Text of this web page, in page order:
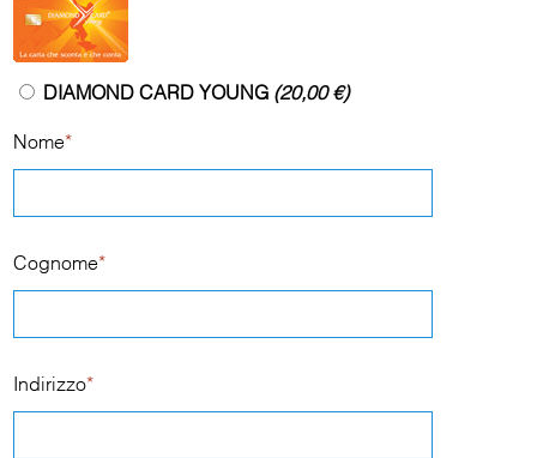
DIAMOND CARD YOUNG (20,00 €)
Nome*
Cognome*
Indirizzo*